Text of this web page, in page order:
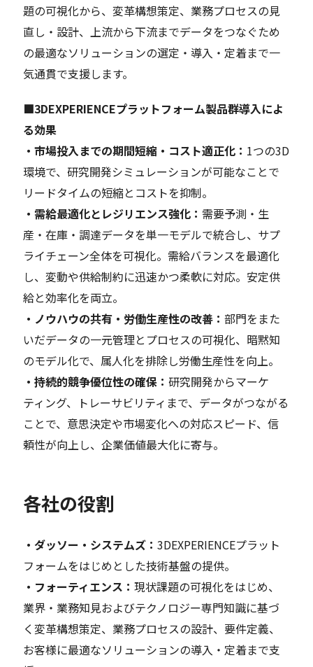
題の可視化から、変革構想策定、業務プロセスの見
直し・設計、上流から下流までデータをつなぐため
の最適なソリューションの選定・導入・定着まで一
気通貫で支援します。
■3DEXPERIENCEプラットフォーム製品群導入によ
る効果
・市場投入までの期間短縮・コスト適正化： 1つの3D
環境で、研究開発シミュレーションが可能なことで
リードタイムの短縮とコストを抑制。
・需給最適化とレジリエンス強化： 需要予測・生
産・在庫・調達データを単一モデルで統合し、サプ
ライチェーン全体を可視化。需給バランスを最適化
し、変動や供給制約に迅速かつ柔軟に対応。安定供
給と効率化を両立。
・ノウハウの共有・労働生産性の改善：部門をまた
いだデータの一元管理とプロセスの可視化、暗黙知
のモデル化で、属人化を排除し労働生産性を向上。
・持続的競争優位性の確保：研究開発からマーケ
ティング、トレーサビリティまで、データがつながる
ことで、意思決定や市場変化への対応スピード、信
頼性が向上し、企業価値最大化に寄与。
各社の役割
・ダッソー・システムズ：3DEXPERIENCEプラット
フォームをはじめとした技術基盤の提供。
・フォーティエンス：現状課題の可視化をはじめ、
業界・業務知見およびテクノロジー専門知識に基づ
く変革構想策定、業務プロセスの設計、要件定義、
お客様に最適なソリューションの導入・定着まで支